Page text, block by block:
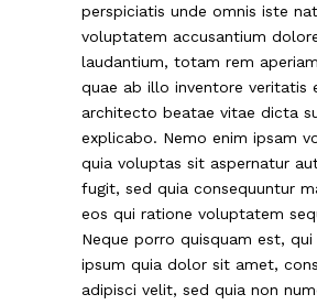
perspiciatis unde omnis iste
voluptatem accusantium
laudantium, totam rem
quae ab illo inventore veritatis
architecto beatae vitae dicta
explicabo. Nemo enim ipsam
quia voluptas sit aspernatur
fugit, sed quia consequuntur
eos qui ratione voluptatem
Neque porro quisquam est,
ipsum quia dolor sit amet,
adipisci velit, sed quia non